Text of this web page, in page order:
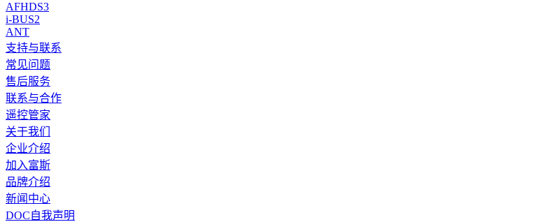
AFHDS3
i-BUS2
ANT
支持与联系
常见问题
售后服务
联系与合作
遥控管家
关于我们
企业介绍
加入富斯
品牌介绍
新闻中心
DOC自我声明